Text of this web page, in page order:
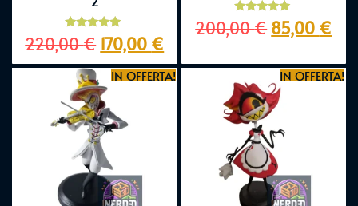
Valutato
5.00
220,00€ 170,00 €
Valutato
5.00
200,00€ 85,00 €
IN OFFERTA! IN OFFERTA!